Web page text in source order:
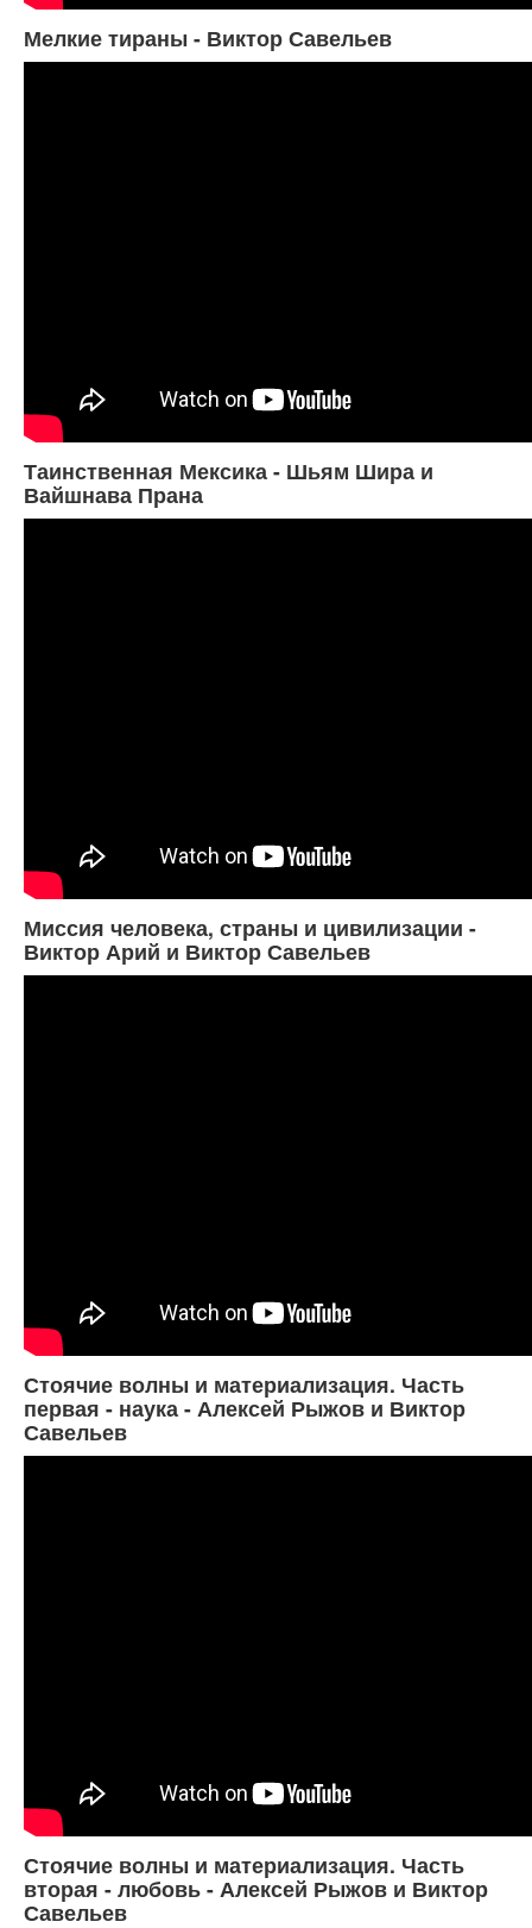
Мелкие тираны - Виктор Савельев
Таинственная Мексика - Шьям Шира и
Вайшнава Прана
Миссия человека, страны и цивилизации -
Виктор Арий и Виктор Савельев
Стоячие волны и материализация. Часть
первая - наука - Алексей Рыжов и Виктор
Савельев
Стоячие волны и материализация. Часть
вторая - любовь - Алексей Рыжов и Виктор
Савельев